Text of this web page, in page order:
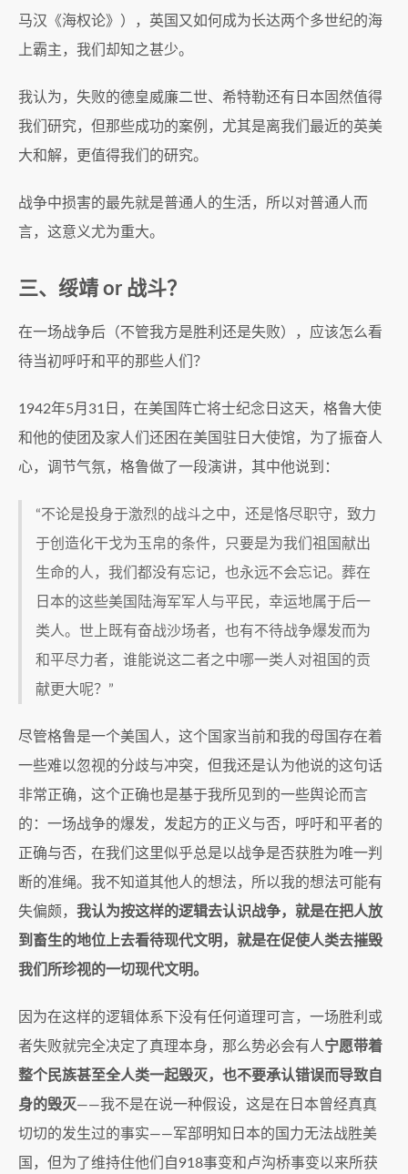
马汉《海权论》），英国又如何成为长达两个多世纪的海
上霸主，我们却知之甚少。
我认为，失败的德皇威廉二世、希特勒还有日本固然值得
我们研究，但那些成功的案例，尤其是离我们最近的英美
大和解，更值得我们的研究。
战争中损害的最先就是普通人的生活，所以对普通人而
言，这意义尤为重大。
三、绥靖 or 战斗？
在一场战争后（不管我方是胜利还是失败），应该怎么看
待当初呼吁和平的那些人们？
1942年5月31日，在美国阵亡将士纪念日这天，格鲁大使
和他的使团及家人们还困在美国驻日大使馆，为了振奋人
心，调节气氛，格鲁做了一段演讲，其中他说到：
“不论是投身于激烈的战斗之中，还是恪尽职守，致力
于创造化干戈为玉帛的条件，只要是为我们祖国献出
生命的人，我们都没有忘记，也永远不会忘记。葬在
日本的这些美国陆海军军人与平民，幸运地属于后一
类人。世上既有奋战沙场者，也有不待战争爆发而为
和平尽力者，谁能说这二者之中哪一类人对祖国的贡
献更大呢？”
尽管格鲁是一个美国人，这个国家当前和我的母国存在着
一些难以忽视的分歧与冲突，但我还是认为他说的这句话
非常正确，这个正确也是基于我所见到的一些舆论而言
的：一场战争的爆发，发起方的正义与否，呼吁和平者的
正确与否，在我们这里似乎总是以战争是否获胜为唯一判
断的准绳。我不知道其他人的想法，所以我的想法可能有
失偏颇， 我认为按这样的逻辑去认识战争，就是在把人放
到畜生的地位上去看待现代文明，就是在促使人类去摧毁
我们所珍视的一切现代文明。
因为在这样的逻辑体系下没有任何道理可言，一场胜利或
者失败就完全决定了真理本身，那么势必会有人宁愿带着
整个民族甚至全人类一起毁灭，也不要承认错误而导致自
身的毁灭——我不是在说一种假设，这是在日本曾经真真
切切的发生过的事实——军部明知日本的国力无法战胜美
国，但为了维持住他们自918事变和卢沟桥事变以来所获